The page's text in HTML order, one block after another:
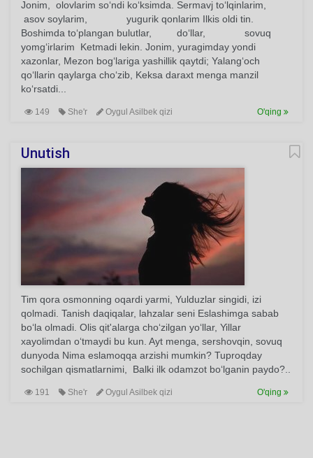
Jonim, olovlarim so‘ndi ko‘ksimda. Sermavj to‘lqinlarim,
asov soylarim, yugurik qonlarim Ilkis oldi tin.
Boshimda to‘plangan bulutlar, do‘llar, sovuq
yomg‘irlarim Ketmadi lekin. Jonim, yuragimday yondi
xazonlar, Mezon bog‘lariga yashillik qaytdi; Yalang‘och
qo‘llarin qaylarga cho‘zib, Keksa daraxt menga manzil
ko‘rsatdi...
149 She'r Oygul Asilbek qizi O'qing
Unutish
Tim qora osmonning oqardi yarmi, Yulduzlar singidi, izi
qolmadi. Tanish daqiqalar, lahzalar seni Eslashimga sabab
bo‘la olmadi. Olis qit'alarga cho‘zilgan yo‘llar, Yillar
xayolimdan o‘tmaydi bu kun. Ayt menga, sershovqin, sovuq
dunyoda Nima eslamoqqa arzishi mumkin? Tuproqday
sochilgan qismatlarnimi, Balki ilk odamzot bo‘lganin paydo?..
191 She'r Oygul Asilbek qizi O'qing